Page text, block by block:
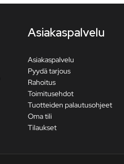
Asiakaspalvelu
Asiakaspalvelu
Pyydä tarjous
Rahoitus
Toimitusehdot
Tuotteiden palautusohjeet
Oma tili
Tilaukset